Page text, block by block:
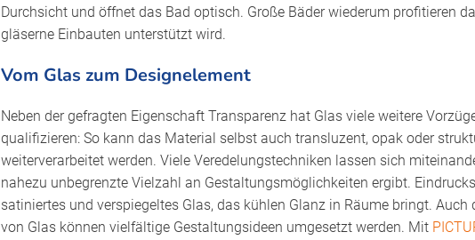
Durchsicht und öffnet das Bad optisch. Große Bäder wiederum profitieren
gläserne Einbauten unterstützt wird.
Vom Glas zum Designelement
Neben der gefragten Eigenschaft Transparenz hat Glas viele weitere
qualifizieren: So kann das Material selbst auch transluzent, opak oder
weiterverarbeitet werden. Viele Veredelungstechniken lassen sich
nahezu unbegrenzte Vielzahl an Gestaltungsmöglichkeiten ergibt.
satiniertes und verspiegeltes Glas, das kühlen Glanz in Räume bringt. Auch
von Glas können vielfältige Gestaltungsideen umgesetzt werden. Mit